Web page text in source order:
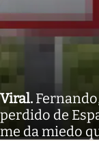
Viral.
perdido de
me da miedo